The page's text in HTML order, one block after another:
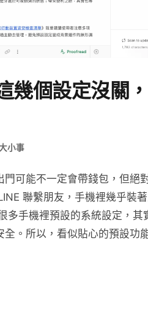
幾個設定沒關
小事
可能不一定會帶錢包，但絕
聯繫朋友，手機裡幾乎裝
多手機裡預設的系統設定，其
。所以，看似貼心的預設功